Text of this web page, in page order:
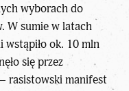
wyborach do
W sumie w latach
ok. 10 mln
się przez
rasistowski manifest